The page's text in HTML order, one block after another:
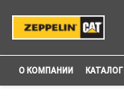
О КОМПАНИИ КАТАЛОГ